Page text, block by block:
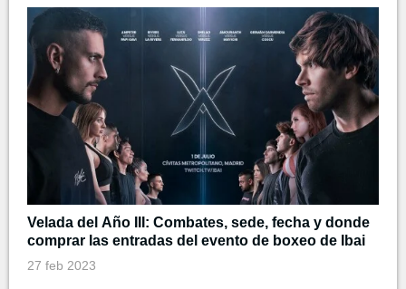
Velada del Año III: Combates, sede, fecha y donde
comprar las entradas del evento de boxeo de Ibai
27 feb 2023